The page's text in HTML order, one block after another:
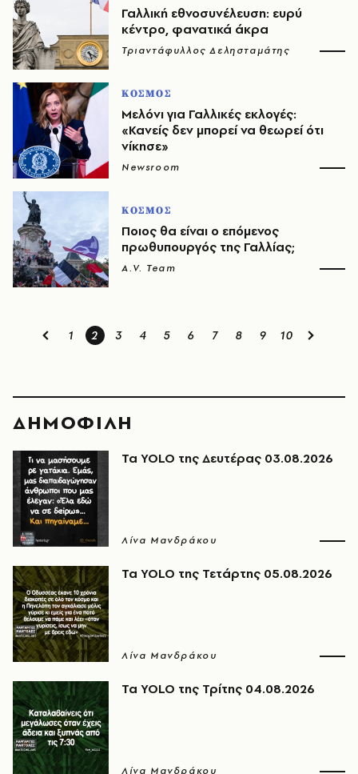
Γαλλική εθνοσυνέλευση: ευρύ
κέντρο, φανατικά άκρα
Τριαντάφυλλος Δελησταμάτης
ΚΟΣΜΟΣ
Μελόνι για Γαλλικές εκλογές:
«Κανείς δεν μπορεί να θεωρεί ότι
νίκησε»
Newsroom
ΚΟΣΜΟΣ
Ποιος θα είναι ο επόμενος
πρωθυπουργός της Γαλλίας;
A.V. Team
1 2 3 4 5 6 7 8 9 10
ΔΗΜΟΦΙΛΗ
Τα YOLO της Δευτέρας 03.08.2026
Λίνα Μανδράκου
Τα YOLO της Τετάρτης 05.08.2026
Λίνα Μανδράκου
Τα YOLO της Τρίτης 04.08.2026
Λίνα Μανδράκου